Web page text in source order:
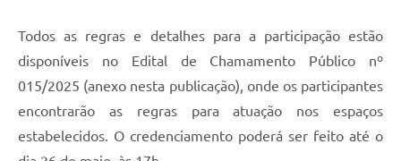
Todos as regras e detalhes para a participação estão
disponíveis no Edital de Chamamento Público nº
015/2025 (anexo nesta publicação), onde os participantes
encontrarão as regras para atuação nos espaços
estabelecidos. O credenciamento poderá ser feito até o